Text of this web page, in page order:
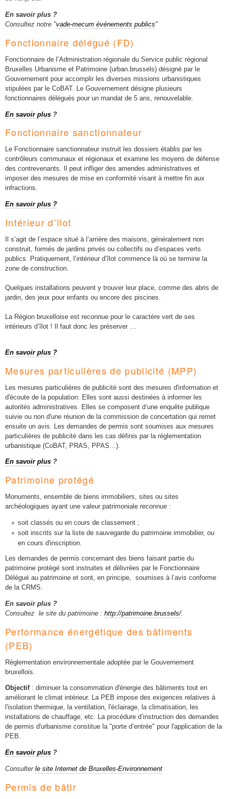
En savoir plus ?
Consultez notre "vade-mecum événements publics"
Fonctionnaire délégué (FD)
Fonctionnaire de l’Administration régionale du Service public régional
Bruxelles Urbanisme et Patrimoine (urban.brussels) désigné par le
Gouvernement pour accomplir les diverses missions urbanistiques
stipulées par le CoBAT. Le Gouvernement désigne plusieurs
fonctionnaires délégués pour un mandat de 5 ans, renouvelable.
En savoir plus ?
Fonctionnaire sanctionnateur
Le Fonctionnaire sanctionnateur instruit les dossiers établis par les
contrôleurs communaux et régionaux et examine les moyens de défense
des contrevenants. Il peut infliger des amendes administratives et
imposer des mesures de mise en conformité visant à mettre fin aux
infractions.
En savoir plus ?
Intérieur d’îlot
Il s’agit de l’espace situé à l’arrière des maisons, généralement non
construit, formés de jardins privés ou collectifs ou d’espaces verts
publics. Pratiquement, l’intérieur d’îlot commence là où se termine la
zone de construction.
Quelques installations peuvent y trouver leur place, comme des abris de
jardin, des jeux pour enfants ou encore des piscines.
La Région bruxelloise est reconnue pour le caractère vert de ses
intérieurs d’îlot ! Il faut donc les préserver …
En savoir plus ?
Mesures particulières de publicité (MPP)
Les mesures particulières de publicité sont des mesures d'information et
d'écoute de la population. Elles sont aussi destinées à informer les
autorités administratives. Elles se composent d’une enquête publique
suivie ou non d'une réunion de la commission de concertation qui remet
ensuite un avis. Les demandes de permis sont soumises aux mesures
particulières de publicité dans les cas définis par la réglementation
urbanistique (CoBAT, PRAS, PPAS…).
En savoir plus ?
Patrimoine protégé
Monuments, ensemble de biens immobiliers, sites ou sites
archéologiques ayant une valeur patrimoniale reconnue :
soit classés ou en cours de classement ;
soit inscrits sur la liste de sauvegarde du patrimoine immobilier, ou
en cours d'inscription.
Les demandes de permis concernant des biens faisant partie du
patrimoine protégé sont instruites et délivrées par le Fonctionnaire
Délégué au patrimoine et sont, en principe, soumises à l’avis conforme
de la CRMS.
En savoir plus ?
Consultez le site du patrimoine : http://patrimoine.brussels/.
Performance énergétique des bâtiments
(PEB)
Réglementation environnementale adoptée par le Gouvernement
bruxellois.
Objectif: diminuer la consommation d'énergie des bâtiments tout en
améliorant le climat intérieur. La PEB impose des exigences relatives à
l'isolation thermique, la ventilation, l'éclairage, la climatisation, les
installations de chauffage, etc. La procédure d’instruction des demandes
de permis d'urbanisme constitue la "porte d’entrée" pour l'application de la
PEB.
En savoir plus ?
Consulter le site Internet de Bruxelles-Environnement
Permis de bâtir